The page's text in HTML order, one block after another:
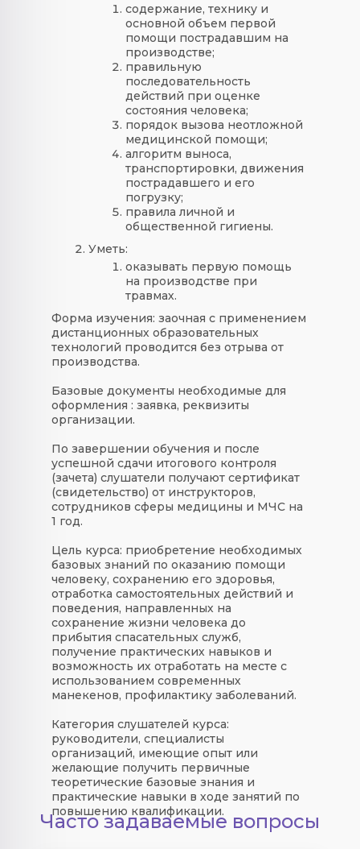
содержание, технику и
основной объем первой
помощи пострадавшим на
производстве;
правильную
последовательность
действий при оценке
состояния человека;
порядок вызова неотложной
медицинской помощи;
алгоритм выноса,
транспортировки, движения
пострадавшего и его
погрузку;
правила личной и
общественной гигиены.
Уметь:
оказывать первую помощь
на производстве при
травмах.
Форма изучения: заочная с применением
дистанционных образовательных
технологий проводится без отрыва от
производства.
Базовые документы необходимые для
оформления : заявка, реквизиты
организации.
По завершении обучения и после
успешной сдачи итогового контроля
(зачета) слушатели получают сертификат
(свидетельство) от инструкторов,
сотрудников сферы медицины и МЧС на
1 год.
Цель курса: приобретение необходимых
базовых знаний по оказанию помощи
человеку, сохранению его здоровья,
отработка самостоятельных действий и
поведения, направленных на
сохранение жизни человека до
прибытия спасательных служб,
получение практических навыков и
возможность их отработать на месте с
использованием современных
манекенов, профилактику заболеваний.
Категория слушателей курса:
руководители, специалисты
организаций, имеющие опыт или
желающие получить первичные
теоретические базовые знания и
практические навыки в ходе занятий по
повышению квалификации.
Часто задаваемые вопросы